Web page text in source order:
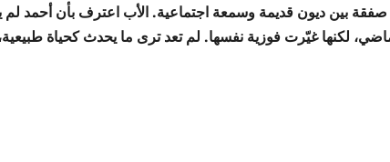
صفقة بين ديون قديمة وسمعة اجتماعية. الأب اعترف بأن أحمد
لكنها غيّرت فوزية نفسها. لم تعد ترى ما يحدث كحياة